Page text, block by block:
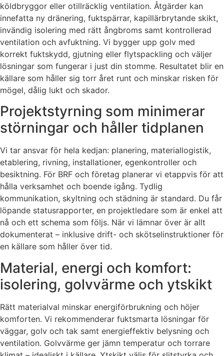
köldbryggor eller otillräcklig ventilation. Åtgärder kan
innefatta ny dränering, fuktspärrar, kapillärbrytande skikt,
invändig isolering med rätt ångbroms samt kontrollerad
ventilation och avfuktning. Vi bygger upp golv med
korrekt fuktskydd, gjutning eller flytspackling och väljer
lösningar som fungerar i just din stomme. Resultatet blir en
källare som håller sig torr året runt och minskar risken för
mögel, dålig lukt och skador.
Projektstyrning som minimerar
störningar och håller tidplanen
Vi tar ansvar för hela kedjan: planering, materiallogistik,
etablering, rivning, installationer, egenkontroller och
besiktning. För BRF och företag planerar vi etappvis för att
hålla verksamhet och boende igång. Tydlig
kommunikation, skyltning och städning är standard. Du får
löpande statusrapporter, en projektledare som är enkel att
nå och ett schema som följs. När vi lämnar över är allt
dokumenterat – inklusive drift- och skötselinstruktioner för
en källare som håller över tid.
Material, energi och komfort:
isolering, golvvärme och ytskikt
Rätt materialval minskar energiförbrukning och höjer
komforten. Vi rekommenderar fuktsmarta lösningar för
väggar, golv och tak samt energieffektiv belysning och
ventilation. Golvvärme ger jämn temperatur och torrare